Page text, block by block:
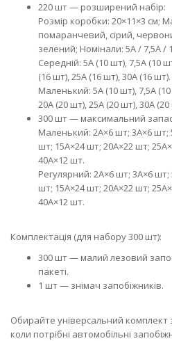
220 шт — розширений набір:
Розмір коробки: 20×11×3 см;
помаранчевий, сірий,
зелений; Номінали: 5А / 7,5А /
Середній: 5А (10 шт), 7,5А (10
(16 шт), 25А (16 шт), 30А (16 шт).
Маленький: 5А (10 шт), 7,5А
20А (20 шт), 25А (20 шт), 30А (20
300 шт — максимальний
Маленький: 2А×6 шт; 3А×6 шт;
шт; 15А×24 шт; 20А×22 шт;
40А×12 шт.
Регулярний: 2А×6 шт; 3А×6
шт; 15А×24 шт; 20А×22 шт;
40А×12 шт.
Комплектація (для набору 300 шт):
300 шт — малий лезовий
пакеті.
1 шт — знімач запобіжників.
Обирайте універсальний комплект
коли потрібні автомобільні